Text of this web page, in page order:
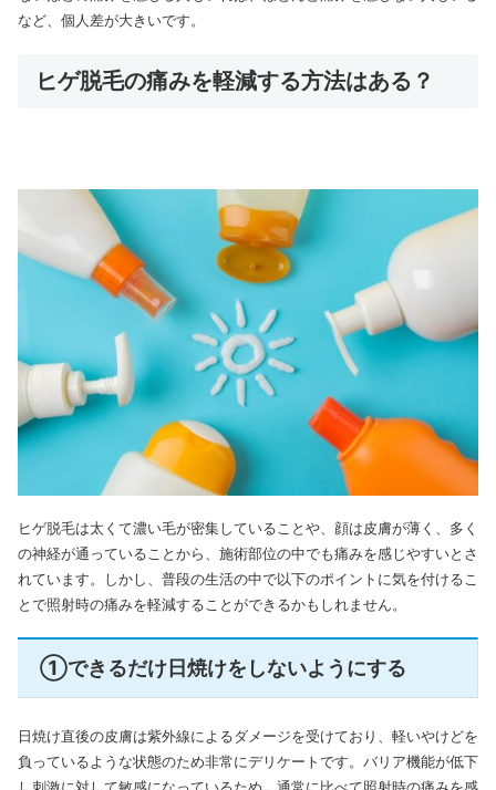
など、個人差が大きいです。
ヒゲ脱毛の痛みを軽減する方法はある？
ヒゲ脱毛は太くて濃い毛が密集していることや、顔は皮膚が薄く、多く
の神経が通っていることから、施術部位の中でも痛みを感じやすいとさ
れています。しかし、普段の生活の中で以下のポイントに気を付けるこ
とで照射時の痛みを軽減することができるかもしれません。
①できるだけ日焼けをしないようにする
日焼け直後の皮膚は紫外線によるダメージを受けており、軽いやけどを
負っているような状態のため非常にデリケートです。バリア機能が低下